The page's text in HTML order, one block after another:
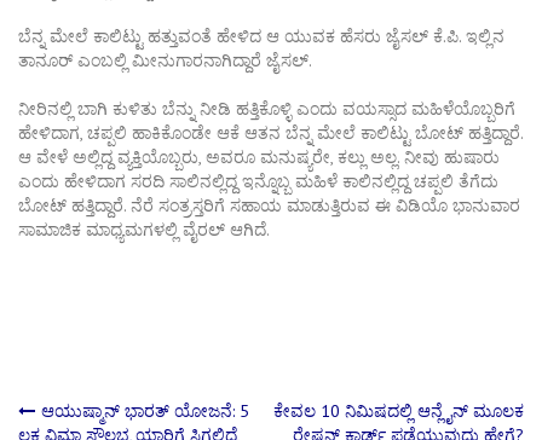
ಬೆನ್ನ ಮೇಲೆ ಕಾಲಿಟ್ಟು ಹತ್ತುವಂತೆ ಹೇಳಿದ ಆ ಯುವಕ ಹೆಸರು ಜೈಸಲ್ ಕೆ.ಪಿ. ಇಲ್ಲಿನ
ತಾನೂರ್ ಎಂಬಲ್ಲಿ ಮೀನುಗಾರನಾಗಿದ್ದಾರೆ ಜೈಸಲ್.
ನೀರಿನಲ್ಲಿ ಬಾಗಿ ಕುಳಿತು ಬೆನ್ನು ನೀಡಿ ಹತ್ತಿಕೊಳ್ಳಿ ಎಂದು ವಯಸ್ಸಾದ ಮಹಿಳೆಯೊಬ್ಬರಿಗೆ
ಹೇಳಿದಾಗ, ಚಪ್ಪಲಿ ಹಾಕಿಕೊಂಡೇ ಆಕೆ ಆತನ ಬೆನ್ನ ಮೇಲೆ ಕಾಲಿಟ್ಟು ಬೋಟ್ ಹತ್ತಿದ್ದಾರೆ.
ಆ ವೇಳೆ ಅಲ್ಲಿದ್ದ ವ್ಯಕ್ತಿಯೊಬ್ಬರು, ಅವರೂ ಮನುಷ್ಯರೇ, ಕಲ್ಲು ಅಲ್ಲ. ನೀವು ಹುಷಾರು
ಎಂದು ಹೇಳಿದಾಗ ಸರದಿ ಸಾಲಿನಲ್ಲಿದ್ದ ಇನ್ನೊಬ್ಬ ಮಹಿಳೆ ಕಾಲಿನಲ್ಲಿದ್ದ ಚಪ್ಪಲಿ ತೆಗೆದು
ಬೋಟ್ ಹತ್ತಿದ್ದಾರೆ. ನೆರೆ ಸಂತ್ರಸ್ತರಿಗೆ ಸಹಾಯ ಮಾಡುತ್ತಿರುವ ಈ ವಿಡಿಯೊ ಭಾನುವಾರ
ಸಾಮಾಜಿಕ ಮಾಧ್ಯಮಗಳಲ್ಲಿ ವೈರಲ್ ಆಗಿದೆ.
Post
ಆಯುಷ್ಮಾನ್ ಭಾರತ್ ಯೋಜನೆ: 5
ಲಕ್ಷ ವಿಮಾ ಸೌಲಭ್ಯ ಯಾರಿಗೆ ಸಿಗಲಿದೆ,
ಕೇವಲ 10 ನಿಮಿಷದಲ್ಲಿ ಆನ್ಲೈನ್ ಮೂಲಕ
ರೇಷನ್ ಕಾರ್ಡ್ ಪಡೆಯುವುದು ಹೇಗೆ?